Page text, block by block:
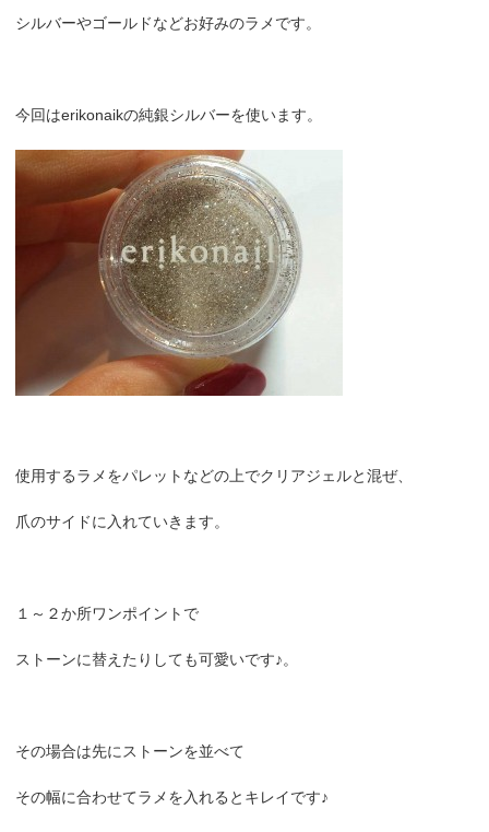
シルバーやゴールドなどお好みのラメです。
今回はerikonaikの純銀シルバーを使います。
使用するラメをパレットなどの上でクリアジェルと混ぜ、
爪のサイドに入れていきます。
１～２か所ワンポイントで
ストーンに替えたりしても可愛いです♪。
その場合は先にストーンを並べて
その幅に合わせてラメを入れるとキレイです♪